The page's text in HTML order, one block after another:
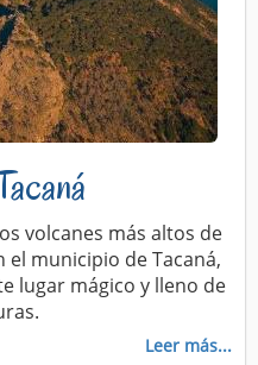
volcanes más altos de
municipio de Tacaná,
lugar mágico y lleno de
Leer más...